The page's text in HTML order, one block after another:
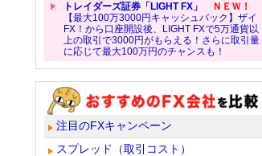
トレイダーズ証券「LIGHT FX」
ＮＥＷ！
【最大100万3000円キャッシュバック】ザイ
FX！から口座開設後、LIGHT FXで5万通貨以
上の取引で3000円がもらえる！さらに取引量
に応じて最大100万円のチャンスも！
注目のFXキャンペーン
スプレッド（取引コスト）